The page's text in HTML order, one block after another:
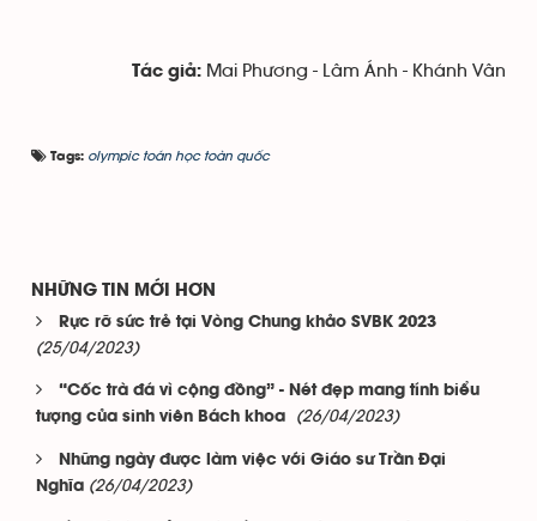
Tác giả: Mai Phương - Lâm Ánh - Khánh Vân
Tags: olympic toán học toàn quốc
NHỮNG TIN MỚI HƠN
Rực rỡ sức trẻ tại Vòng Chung khảo SVBK 2023
(25/04/2023)
“Cốc trà đá vì cộng đồng” - Nét đẹp mang tính biểu
tượng của sinh viên Bách khoa
(26/04/2023)
Những ngày được làm việc với Giáo sư Trần Đại
Nghĩa (26/04/2023)